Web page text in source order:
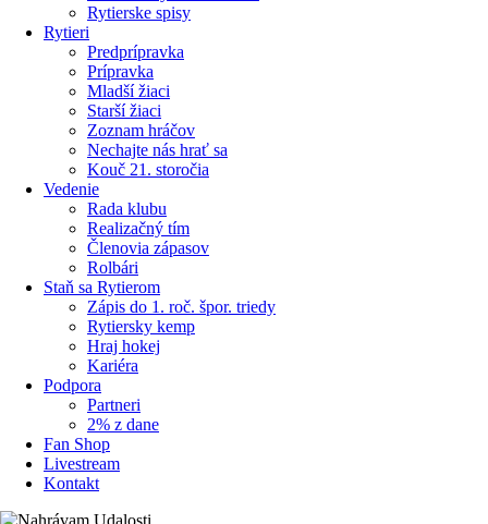
Rytierske spisy
Rytieri
Predprípravka
Prípravka
Mladší žiaci
Starší žiaci
Zoznam hráčov
Nechajte nás hrať sa
Kouč 21. storočia
Vedenie
Rada klubu
Realizačný tím
Členovia zápasov
Rolbári
Staň sa Rytierom
Zápis do 1. roč. špor. triedy
Rytiersky kemp
Hraj hokej
Kariéra
Podpora
Partneri
2% z dane
Fan Shop
Livestream
Kontakt